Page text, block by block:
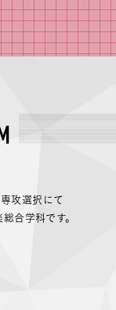
攻選択にて
合学科です。